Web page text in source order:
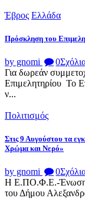
Έβρος Ελλάδα
Πρόσκληση του
by gnomi 0
Για δωρεάν
Επιμελητηρίου Το
ν...
Πολιτισμός
Στις 9 Αυγούστου τα
Χρώμα και Νερό»
by gnomi 0
Η Ε.ΠΟ.Φ.Ε.-Ένωση
του Δήμου